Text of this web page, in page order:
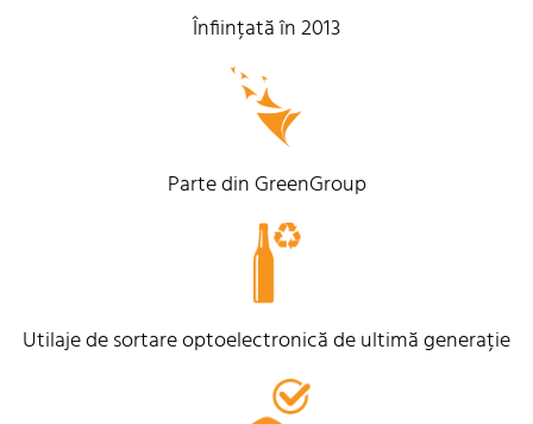
Înființată în 2013
Parte din GreenGroup
Utilaje de sortare optoelectronică de ultimă generație